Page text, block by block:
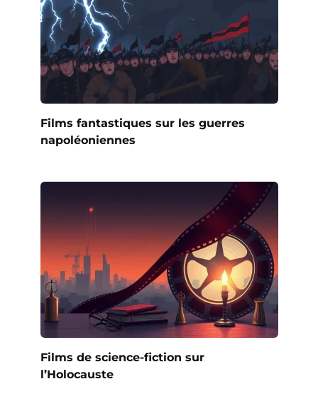
Films fantastiques sur les guerres
napoléoniennes
Films de science-fiction sur
l’Holocauste